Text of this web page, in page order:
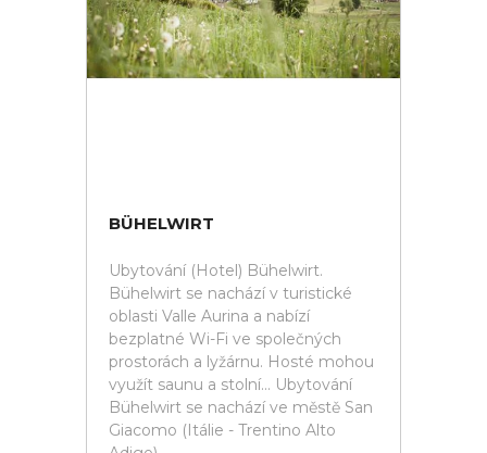
BÜHELWIRT
Ubytování (Hotel) Bühelwirt.
Bühelwirt se nachází v turistické
oblasti Valle Aurina a nabízí
bezplatné Wi-Fi ve společných
prostorách a lyžárnu. Hosté mohou
využít saunu a stolní... Ubytování
Bühelwirt se nachází ve městě San
Giacomo (Itálie - Trentino Alto